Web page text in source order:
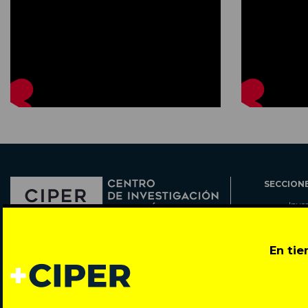
En
Todos los derechos reservados © 2007-2026